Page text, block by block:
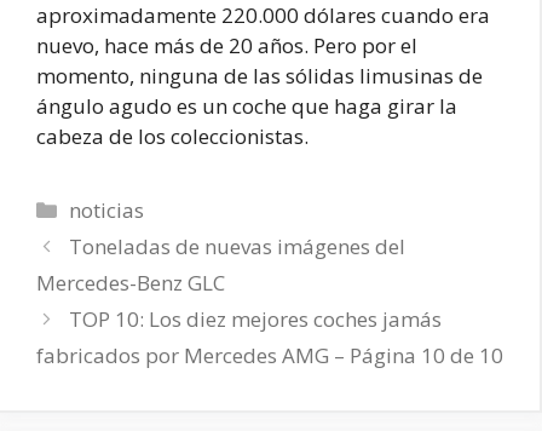
aproximadamente 220.000 dólares cuando era
nuevo, hace más de 20 años. Pero por el
momento, ninguna de las sólidas limusinas de
ángulo agudo es un coche que haga girar la
cabeza de los coleccionistas.
Categorías
noticias
Toneladas de nuevas imágenes del
Mercedes-Benz GLC
TOP 10: Los diez mejores coches jamás
fabricados por Mercedes AMG – Página 10 de 10